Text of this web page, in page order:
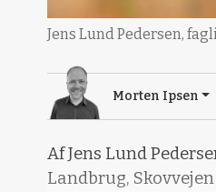
Jens Lund Pedersen,
Morten Ipsen
Af Jens Lund
Landbrug,